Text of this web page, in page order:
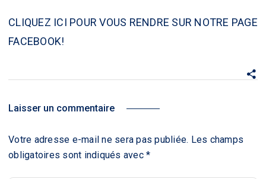
CLIQUEZ ICI POUR VOUS RENDRE SUR NOTRE PAGE
FACEBOOK!
Laisser un commentaire
Votre adresse e-mail ne sera pas publiée. Les champs
obligatoires sont indiqués avec *